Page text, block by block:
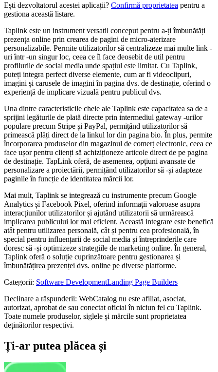
Ești dezvoltatorul acestei aplicații? Confirmă proprietatea pentru a
gestiona această listare.
Taplink este un instrument versatil conceput pentru a-ți îmbunătăți
prezența online prin crearea de pagini de micro-aterizare
personalizabile. Permite utilizatorilor să centralizeze mai multe link -
uri într -un singur loc, ceea ce îl face deosebit de util pentru
profilurile de social media unde spațiul este limitat. Cu Taplink,
puteți integra perfect diverse elemente, cum ar fi videoclipuri,
imagini și carusele de imagini în pagina dvs. de destinație, oferind o
experiență de implicare vizuală pentru publicul dvs.
Una dintre caracteristicile cheie ale Taplink este capacitatea sa de a
sprijini legăturile de plată directe prin intermediul gateway -urilor
populare precum Stripe și PayPal, permițând utilizatorilor să
primească plăți direct de la linkul lor din pagina bio. În plus, permite
încorporarea produselor din magazinul de comerț electronic, ceea ce
face ușor pentru clienți să achiziționeze articole direct de pe pagina
de destinație. TapLink oferă, de asemenea, opțiuni avansate de
personalizare a proiectării, permițând utilizatorilor să -și adapteze
paginile în funcție de identitatea mărcii lor.
Mai mult, Taplink se integrează cu instrumente precum Google
Analytics și Facebook Pixel, oferind informații valoroase asupra
interacțiunilor utilizatorilor și ajutând utilizatorii să urmărească
implicarea publicului lor mai eficient. Această integrare este benefică
atât pentru utilizarea personală, cât și pentru cea profesională, în
special pentru influențarii de social media și întreprinderile care
doresc să -și optimizeze strategiile de marketing online. În general,
Taplink oferă o soluție cuprinzătoare pentru gestionarea și
îmbunătățirea prezenței dvs. online pe diverse platforme.
Categorii: Software DevelopmentLanding Page Builders
Declinare a răspunderii: WebCatalog nu este afiliat, asociat,
autorizat, aprobat de sau conectat oficial în niciun fel cu Taplink.
Toate numele produselor, siglele și mărcile sunt proprietatea
deținătorilor respectivi.
Ți-ar putea plăcea și